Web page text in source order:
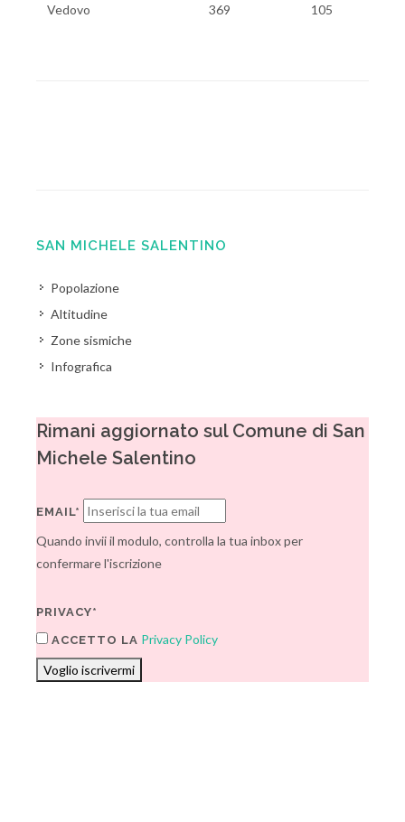
Vedovo 369 105
SAN MICHELE SALENTINO
Popolazione
Altitudine
Zone sismiche
Infografica
Rimani aggiornato sul Comune di San
Michele Salentino
EMAIL*
Quando invii il modulo, controlla la tua inbox per
confermare l'iscrizione
PRIVACY*
ACCETTO LA Privacy Policy
Voglio iscrivermi